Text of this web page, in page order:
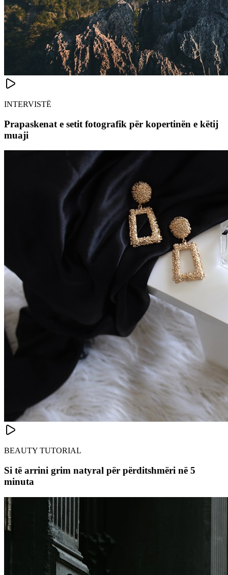
INTERVISTË
Prapaskenat e setit fotografik për kopertinën e këtij
muaji
BEAUTY TUTORIAL
Si të arrini grim natyral për përditshmëri në 5
minuta